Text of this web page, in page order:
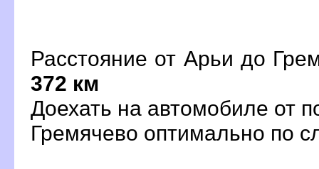
Расстояние от Арьи до
372 км
Доехать на автомобиле от
Гремячево оптимально по